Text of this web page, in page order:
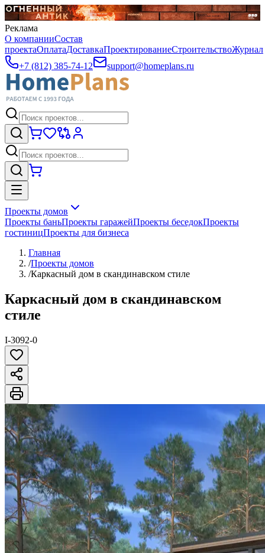
Реклама
О компанииСостав
проектаОплатаДоставкаПроектированиеСтроительствоЖурнал
+7 (812) 385-74-12
support@homeplans.ru
Проекты домов
Проекты баньПроекты гаражейПроекты беседокПроекты
гостиницПроекты для бизнеса
Главная
/Проекты домов
/Каркасный дом в скандинавском стиле
Каркасный дом в скандинавском
стиле
I-3092-0